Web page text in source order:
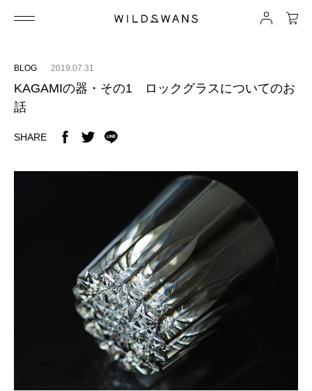
BLOG 2019.07.31
KAGAMIの器・その1 ロックグラスについてのお
話
SHARE